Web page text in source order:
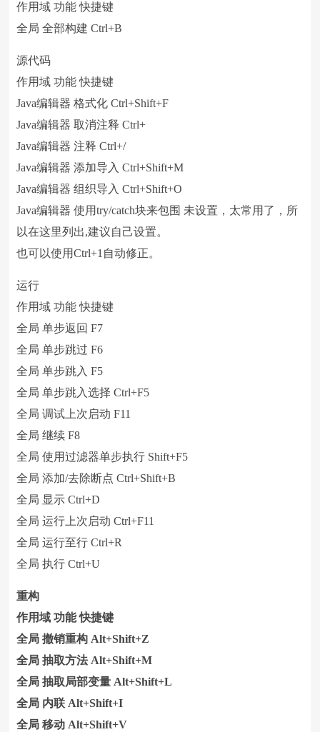
作用域 功能 快捷键
全局 全部构建 Ctrl+B
源代码
作用域 功能 快捷键
Java编辑器 格式化 Ctrl+Shift+F
Java编辑器 取消注释 Ctrl+
Java编辑器 注释 Ctrl+/
Java编辑器 添加导入 Ctrl+Shift+M
Java编辑器 组织导入 Ctrl+Shift+O
Java编辑器 使用try/catch块来包围 未设置，太常用了，所
以在这里列出,建议自己设置。
也可以使用Ctrl+1自动修正。
运行
作用域 功能 快捷键
全局 单步返回 F7
全局 单步跳过 F6
全局 单步跳入 F5
全局 单步跳入选择 Ctrl+F5
全局 调试上次启动 F11
全局 继续 F8
全局 使用过滤器单步执行 Shift+F5
全局 添加/去除断点 Ctrl+Shift+B
全局 显示 Ctrl+D
全局 运行上次启动 Ctrl+F11
全局 运行至行 Ctrl+R
全局 执行 Ctrl+U
重构
作用域 功能 快捷键
全局 撤销重构 Alt+Shift+Z
全局 抽取方法 Alt+Shift+M
全局 抽取局部变量 Alt+Shift+L
全局 内联 Alt+Shift+I
全局 移动 Alt+Shift+V